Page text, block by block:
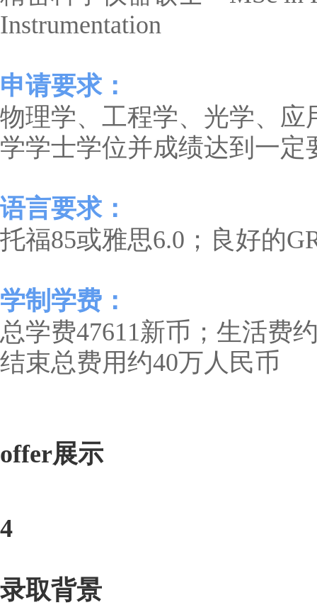
Instrumentation
申请要求：
物理学、工程学、光学、
学学士学位并成绩达到一定
语言要求：
托福85或雅思6.0；良好的
学制学费：
总学费47611新币；生活费
结束总费用约40万人民币
offer展示
4
录取背景